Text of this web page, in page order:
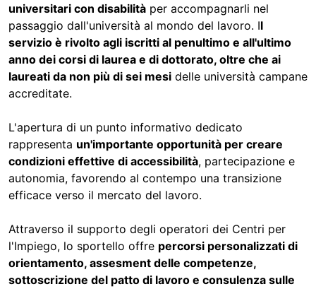
universitari con disabilità per accompagnarli nel
passaggio dall'università al mondo del lavoro. Il
servizio è rivolto agli iscritti al penultimo e all'ultimo
anno dei corsi di laurea e di dottorato, oltre che ai
laureati da non più di sei mesi delle università campane
accreditate.
L'apertura di un punto informativo dedicato
rappresenta un'importante opportunità per creare
condizioni effettive di accessibilità, partecipazione e
autonomia, favorendo al contempo una transizione
efficace verso il mercato del lavoro.
Attraverso il supporto degli operatori dei Centri per
l'Impiego, lo sportello offre percorsi personalizzati di
orientamento, assesment delle competenze,
sottoscrizione del patto di lavoro e consulenza sulle